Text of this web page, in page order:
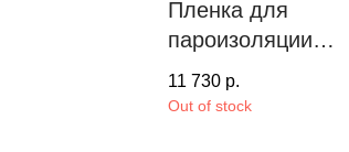
Пленка для
пароизоляции
PROF TOOLS, 150
m²
11 730 р.
Out of stock